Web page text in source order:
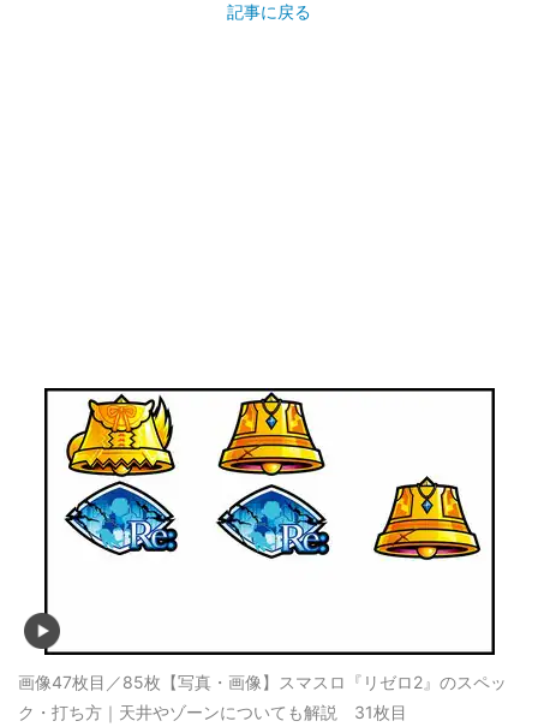
記事に戻る
画像47枚目／85枚 【写真・画像】スマスロ『リゼロ2』のスペッ
ク・打ち方｜天井やゾーンについても解説 31枚目